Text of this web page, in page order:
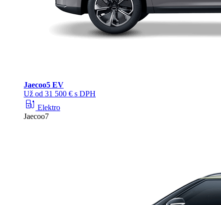
Jaecoo5 EV
Už od 31 500 € s DPH
ev_station Elektro
Jaecoo7